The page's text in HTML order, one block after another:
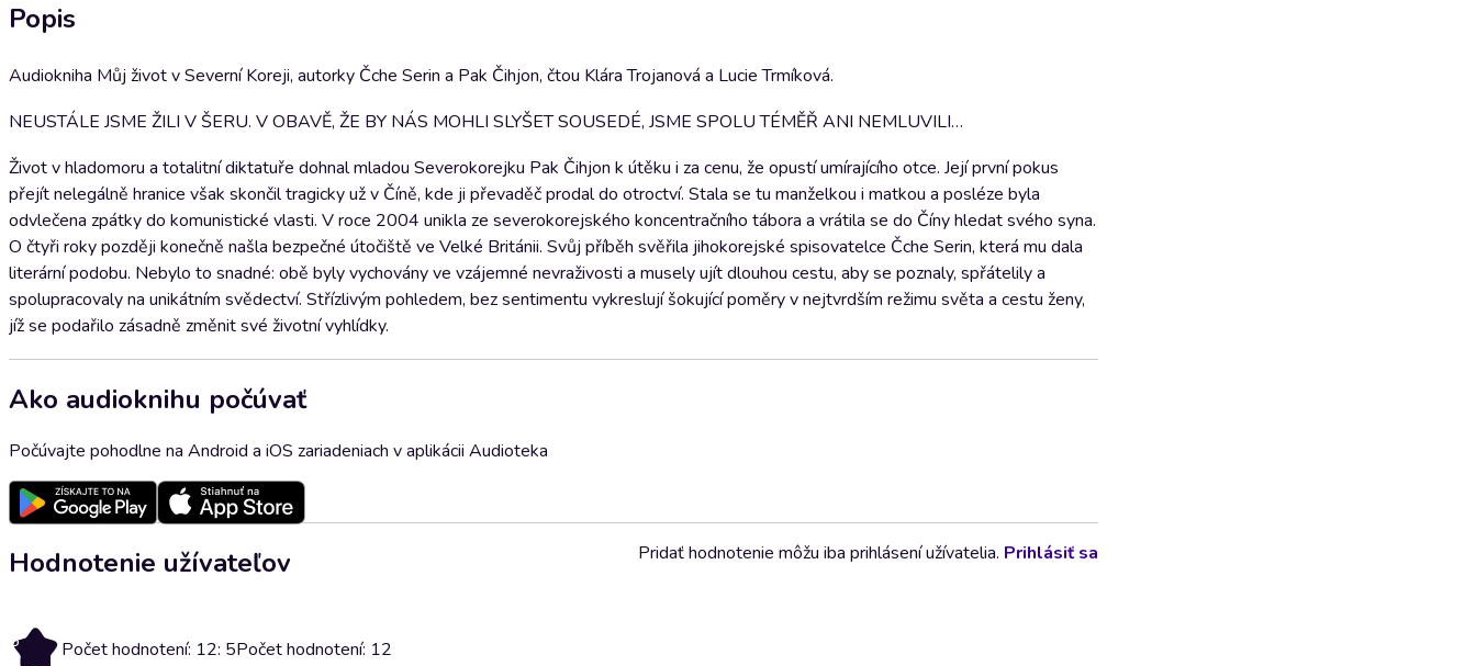
Popis
Audiokniha Můj život v Severní Koreji, autorky Čche Serin a Pak Čihjon, čtou Klára Trojanová a Lucie Trmíková.
NEUSTÁLE JSME ŽILI V ŠERU. V OBAVĚ, ŽE BY NÁS MOHLI SLYŠET SOUSEDÉ, JSME SPOLU TÉMĚŘ ANI NEMLUVILI…
Život v hladomoru a totalitní diktatuře dohnal mladou Severokorejku Pak Čihjon k útěku i za cenu, že opustí umírajícího otce. Její první pokus
přejít nelegálně hranice však skončil tragicky už v Číně, kde ji převaděč prodal do otroctví. Stala se tu manželkou i matkou a posléze byla
odvlečena zpátky do komunistické vlasti. V roce 2004 unikla ze severokorejského koncentračního tábora a vrátila se do Číny hledat svého syna.
O čtyři roky později konečně našla bezpečné útočiště ve Velké Británii. Svůj příběh svěřila jihokorejské spisovatelce Čche Serin, která mu dala
literární podobu. Nebylo to snadné: obě byly vychovány ve vzájemné nevraživosti a musely ujít dlouhou cestu, aby se poznaly, spřátelily a
spolupracovaly na unikátním svědectví. Střízlivým pohledem, bez sentimentu vykreslují šokující poměry v nejtvrdším režimu světa a cestu ženy,
jíž se podařilo zásadně změnit své životní vyhlídky.
Ako audioknihu počúvať
Počúvajte pohodlne na Android a iOS zariadeniach v aplikácii Audioteka
Hodnotenie užívateľov
5 Počet hodnotení: 12: 5Počet hodnotení: 12
Pridať hodnotenie môžu iba prihlásení užívatelia. Prihlásiť sa